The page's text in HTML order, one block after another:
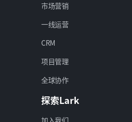
市场营销
一线运营
CRM
项目管理
全球协作
探索Lark